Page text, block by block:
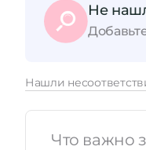
Не
Нашли
Что важно